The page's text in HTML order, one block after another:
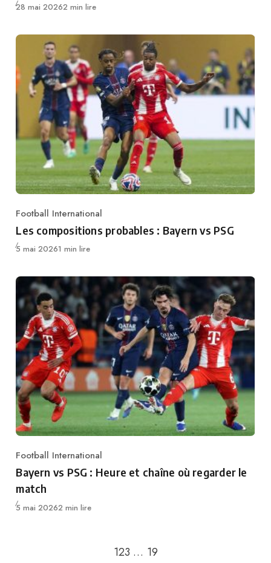
Publié
28 mai 20262 min lire
Category
Football International
Les compositions probables : Bayern vs PSG
Publié
5 mai 20261 min lire
Category
Football International
Bayern vs PSG : Heure et chaîne où regarder le
match
Publié
5 mai 20262 min lire
123 … 19Passer à la page